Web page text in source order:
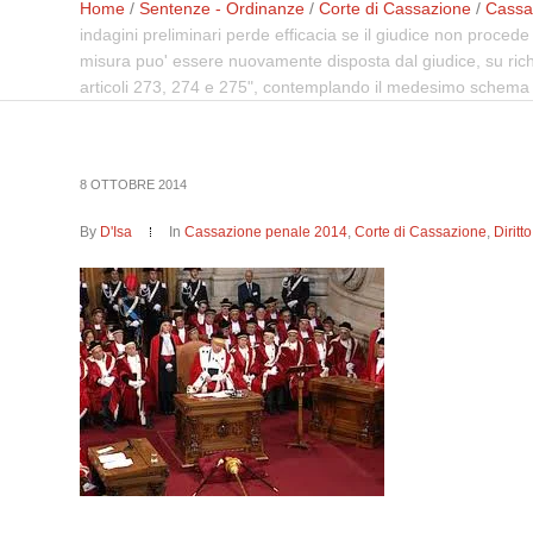
Home /Sentenze - Ordinanze /Corte di Cassazione /
indagini preliminari perde efficacia se il giudice non
misura puo' essere nuovamente disposta dal giudice, su
articoli 273, 274 e 275", contemplando il medesimo
8 OTTOBRE 2014
By D'Isa InCassazione penale 2014,Corte di Cassazione,